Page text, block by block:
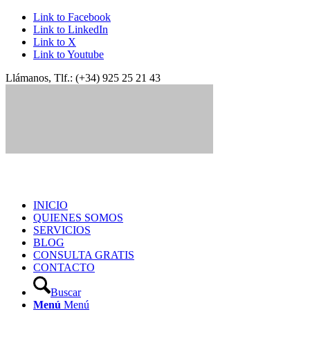
Link to Facebook
Link to LinkedIn
Link to X
Link to Youtube
Llámanos, Tlf.: (+34) 925 25 21 43
INICIO
QUIENES SOMOS
SERVICIOS
BLOG
CONSULTA GRATIS
CONTACTO
Buscar
Menú Menú